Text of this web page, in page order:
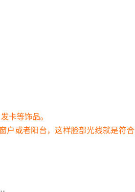
卡等饰品。
户或者阳台，这样脸部光线就是符合